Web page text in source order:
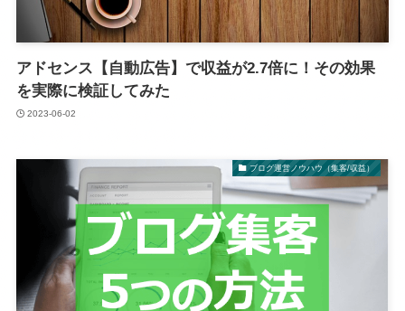
アドセンス【自動広告】で収益が2.7倍に！その効果
を実際に検証してみた
2023-06-02
ブログ運営ノウハウ（集客/収益）